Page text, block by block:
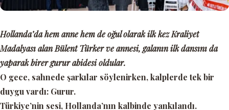
Hollanda’da hem anne hem de oğul olarak ilk kez Kraliyet
Madalyası alan Bülent Türker ve annesi, galanın ilk dansını da
yaparak birer gurur abidesi oldular.
O gece, sahnede şarkılar söylenirken, kalplerde tek bir
duygu vardı: Gurur.
Türkiye’nin sesi, Hollanda’nın kalbinde yankılandı.